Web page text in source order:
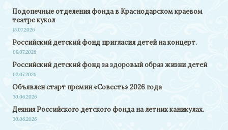
Подопечные отделения фонда в Краснодарском краевом
театре кукол
15.07.2026
Российский детский фонд пригласил детей на концерт.
09.07.2026
Российский детский фонд за здоровый образ жизни детей
02.07.2026
Объявлен старт премии «Совесть» 2026 года
30.06.2026
Деяния Российского детского фонда на летних каникулах.
30.06.2026